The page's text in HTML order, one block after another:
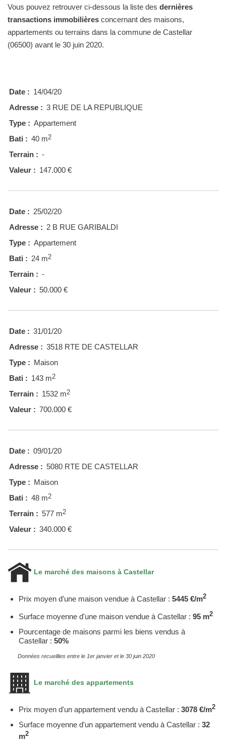
Vous pouvez retrouver ci-dessous la liste des dernières
transactions immobilières concernant des maisons,
appartements ou terrains dans la commune de Castellar
(06500) avant le 30 juin 2020.
Date : 14/04/20
Adresse : 3 RUE DE LA REPUBLIQUE
Type : Appartement
Bati : 40 m2
Terrain : -
Valeur : 147.000 €
Date : 25/02/20
Adresse : 2 B RUE GARIBALDI
Type : Appartement
Bati : 24 m2
Terrain : -
Valeur : 50.000 €
Date : 31/01/20
Adresse : 3518 RTE DE CASTELLAR
Type : Maison
Bati : 143 m2
Terrain : 1532 m2
Valeur : 700.000 €
Date : 09/01/20
Adresse : 5080 RTE DE CASTELLAR
Type : Maison
Bati : 48 m2
Terrain : 577 m2
Valeur : 340.000 €
Le marché des maisons à Castellar
Prix moyen d'une maison vendue à Castellar : 5445 €/m2
Surface moyenne d'une maison vendue à Castellar : 95 m2
Pourcentage de maisons parmi les biens vendus à
Castellar : 50%
Données recueillies entre le 1er janvier et le 30 juin 2020
Le marché des appartements
Prix moyen d'un appartement vendu à Castellar : 3078 €/m2
Surface moyenne d'un appartement vendu à Castellar : 32
m2